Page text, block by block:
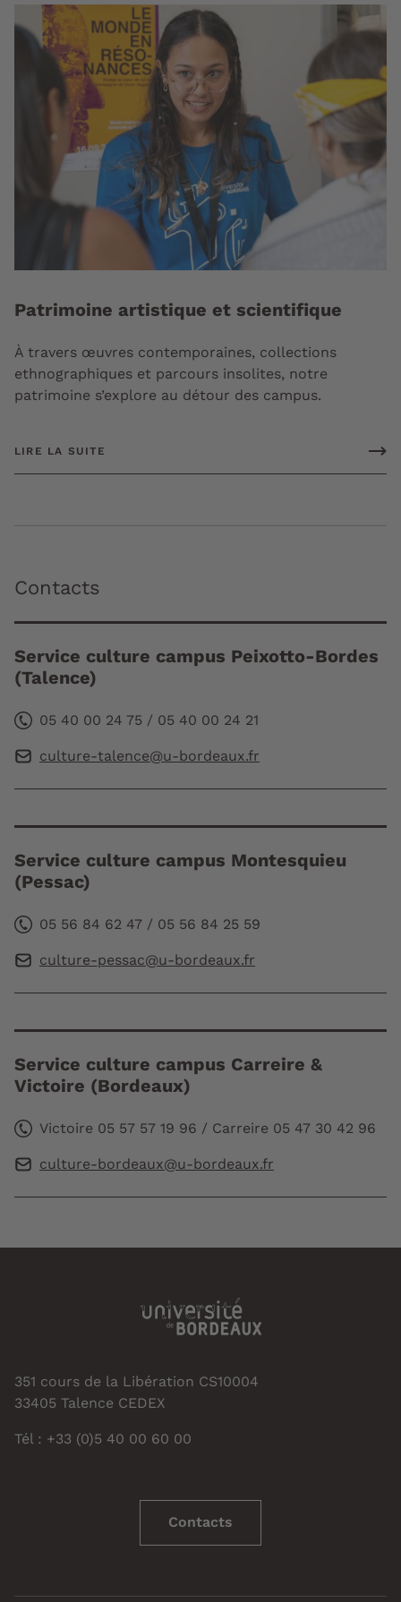
Patrimoine artistique et scientifique
À travers œuvres contemporaines, collections
ethnographiques et parcours insolites, notre
patrimoine s’explore au détour des campus.
LIRE LA SUITE
Contacts
Service culture campus Peixotto-Bordes
(Talence)
05 40 00 24 75 / 05 40 00 24 21
culture-talence@u-bordeaux.fr
Service culture campus Montesquieu
(Pessac)
05 56 84 62 47 / 05 56 84 25 59
culture-pessac@u-bordeaux.fr
Service culture campus Carreire &
Victoire (Bordeaux)
Victoire 05 57 57 19 96 / Carreire 05 47 30 42 96
culture-bordeaux@u-bordeaux.fr
351 cours de la Libération CS10004
33405 Talence CEDEX
Tél : +33 (0)5 40 00 60 00
Contacts